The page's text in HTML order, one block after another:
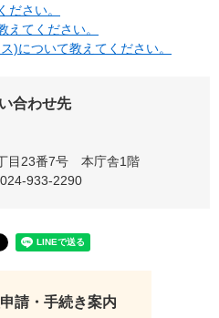
ださい。
えてください。
)について教えてください。
合わせ先
目23番7号 本庁舎1階
933-2290
請・手続き案内